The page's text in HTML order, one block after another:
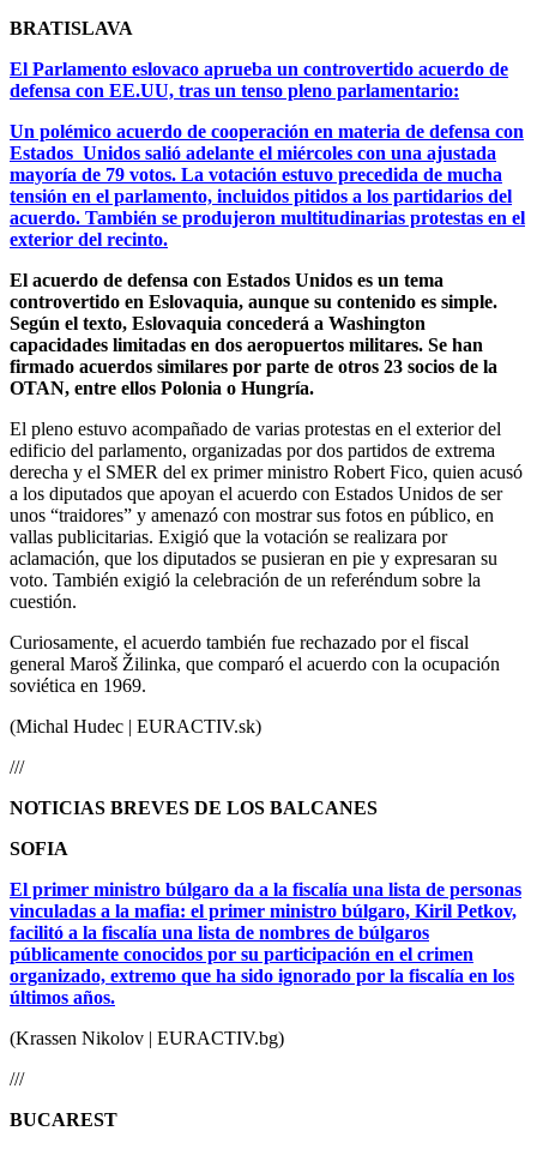
BRATISLAVA
El Parlamento eslovaco aprueba un controvertido acuerdo de
defensa con EE.UU, tras un tenso pleno parlamentario:
Un polémico acuerdo de cooperación en materia de defensa con
Estados Unidos salió adelante el miércoles con una ajustada
mayoría de 79 votos. La votación estuvo precedida de mucha
tensión en el parlamento, incluidos pitidos a los partidarios del
acuerdo. También se produjeron multitudinarias protestas en el
exterior del recinto.
El acuerdo de defensa con Estados Unidos es un tema
controvertido en Eslovaquia, aunque su contenido es simple.
Según el texto, Eslovaquia concederá a Washington
capacidades limitadas en dos aeropuertos militares. Se han
firmado acuerdos similares por parte de otros 23 socios de la
OTAN, entre ellos Polonia o Hungría.
El pleno estuvo acompañado de varias protestas en el exterior del
edificio del parlamento, organizadas por dos partidos de extrema
derecha y el SMER del ex primer ministro Robert Fico, quien acusó
a los diputados que apoyan el acuerdo con Estados Unidos de ser
unos “traidores” y amenazó con mostrar sus fotos en público, en
vallas publicitarias. Exigió que la votación se realizara por
aclamación, que los diputados se pusieran en pie y expresaran su
voto. También exigió la celebración de un referéndum sobre la
cuestión.
Curiosamente, el acuerdo también fue rechazado por el fiscal
general Maroš Žilinka, que comparó el acuerdo con la ocupación
soviética en 1969.
(Michal Hudec | EURACTIV.sk)
///
NOTICIAS BREVES DE LOS BALCANES
SOFIA
El primer ministro búlgaro da a la fiscalía una lista de personas
vinculadas a la mafia: el primer ministro búlgaro, Kiril Petkov,
facilitó a la fiscalía una lista de nombres de búlgaros
públicamente conocidos por su participación en el crimen
organizado, extremo que ha sido ignorado por la fiscalía en los
últimos años.
(Krassen Nikolov | EURACTIV.bg)
///
BUCAREST